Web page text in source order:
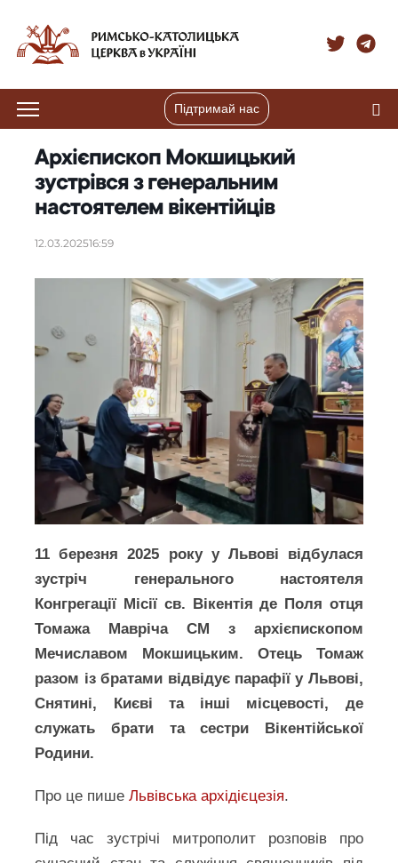
Підтримай нас
Архієпископ Мокшицький
зустрівся з генеральним
настоятелем вікентійців
12.03.202516:59
11 березня 2025 року у Львові відбулася
зустріч генерального настоятеля
Конгрегації Місії св. Вікентія де Поля отця
Томажа Мавріча СМ з архієпископом
Мечиславом Мокшицьким. Отець Томаж
разом із братами відвідує парафії у Львові,
Снятині, Києві та інші місцевості, де
служать брати та сестри Вікентійської
Родини.
Про це пишеЛьвівська архідієцезія.
Під час зустрічі митрополит розповів про